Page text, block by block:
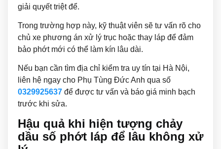
giải quyết triệt để.
Trong trường hợp này, kỹ thuật viên sẽ tư vấn rõ cho
chủ xe phương án xử lý trục hoặc thay láp để đảm
bảo phớt mới có thể làm kín lâu dài.
Nếu bạn cần tìm địa chỉ kiểm tra uy tín tại Hà Nội,
liên hệ ngay cho Phụ Tùng Đức Anh qua số
0329925637 để được tư vấn và báo giá minh bạch
trước khi sửa.
Hậu quả khi hiện tượng chảy
dầu số phớt láp để lâu không xử